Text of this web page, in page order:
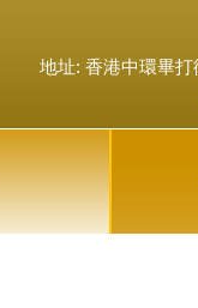
地址: 香港中環畢